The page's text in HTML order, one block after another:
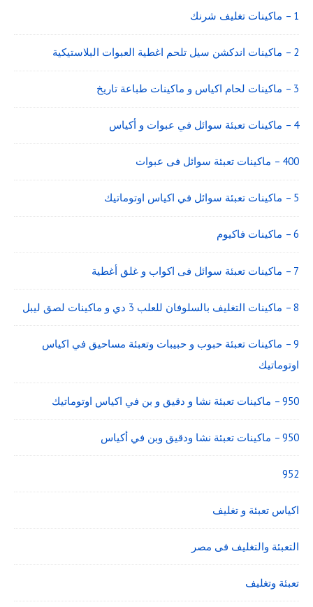
1 – ماكينات تغليف شرنك
2 – ماكينات اندكشن سيل تلحم اغطية العبوات البلاستيكية
3 – ماكينات لحام اكياس و ماكينات طباعة تاريخ
4 – ماكينات تعبئة سوائل في عبوات و أكياس
400 – ماكينات تعبئة سوائل فى عبوات
5 – ماكينات تعبئة سوائل في اكياس اوتوماتيك
6 – ماكينات فاكيوم
7 – ماكينات تعبئة سوائل فى اكواب و غلق أغطية
8 – ماكينات التغليف بالسلوفان للعلب 3 دي و ماكينات لصق ليبل
9 – ماكينات تعبئة حبوب و حبيبات وتعبئة مساحيق في اكياس
اوتوماتيك
950 – ماكينات تعبئة نشا و دقيق و بن في اكياس اوتوماتيك
950 – ماكينات تعبئة نشا ودقيق وبن في أكياس
952
اكياس تعبئة و تغليف
التعبئة والتغليف فى مصر
تعبئة وتغليف